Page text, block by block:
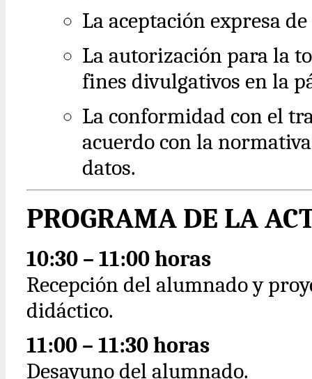
La aceptación expresa
La autorización para la
fines divulgativos en la
La conformidad con el
acuerdo con la
datos.
PROGRAMA DE LA
10:30 – 11:00 horas
Recepción del alumnado y
didáctico.
11:00 – 11:30 horas
Desayuno del alumnado.